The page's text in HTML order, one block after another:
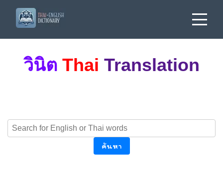
วินิต Thai Translation
ค้นหา